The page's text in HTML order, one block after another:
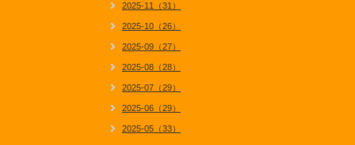
2025-11（31）
2025-10（26）
2025-09（27）
2025-08（28）
2025-07（29）
2025-06（29）
2025-05（33）